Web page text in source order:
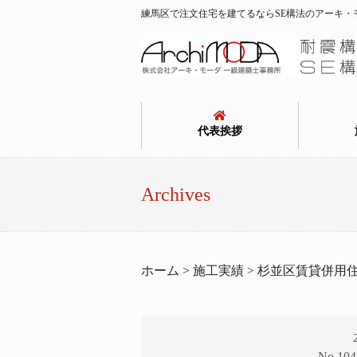
練馬区で注文住宅を建てるならSE構法のアーキ・
代表挨拶
Archives
ホーム > 施工実績 > 杉並区賃貸併用